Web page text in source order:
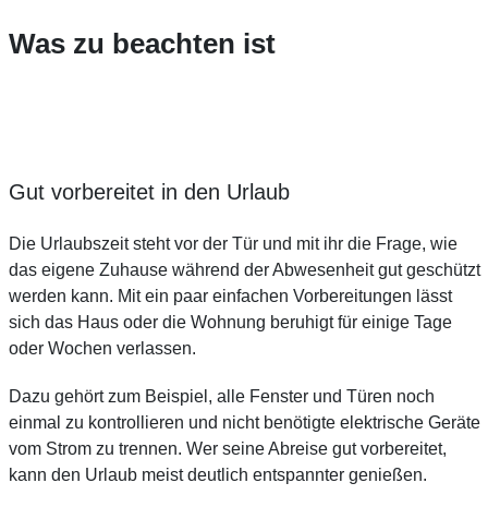
Was zu beachten ist
Gut vorbereitet in den Urlaub
Die Urlaubszeit steht vor der Tür und mit ihr die Frage, wie
das eigene Zuhause während der Abwesenheit gut geschützt
werden kann. Mit ein paar einfachen Vorbereitungen lässt
sich das Haus oder die Wohnung beruhigt für einige Tage
oder Wochen verlassen.
Dazu gehört zum Beispiel, alle Fenster und Türen noch
einmal zu kontrollieren und nicht benötigte elektrische Geräte
vom Strom zu trennen. Wer seine Abreise gut vorbereitet,
kann den Urlaub meist deutlich entspannter genießen.